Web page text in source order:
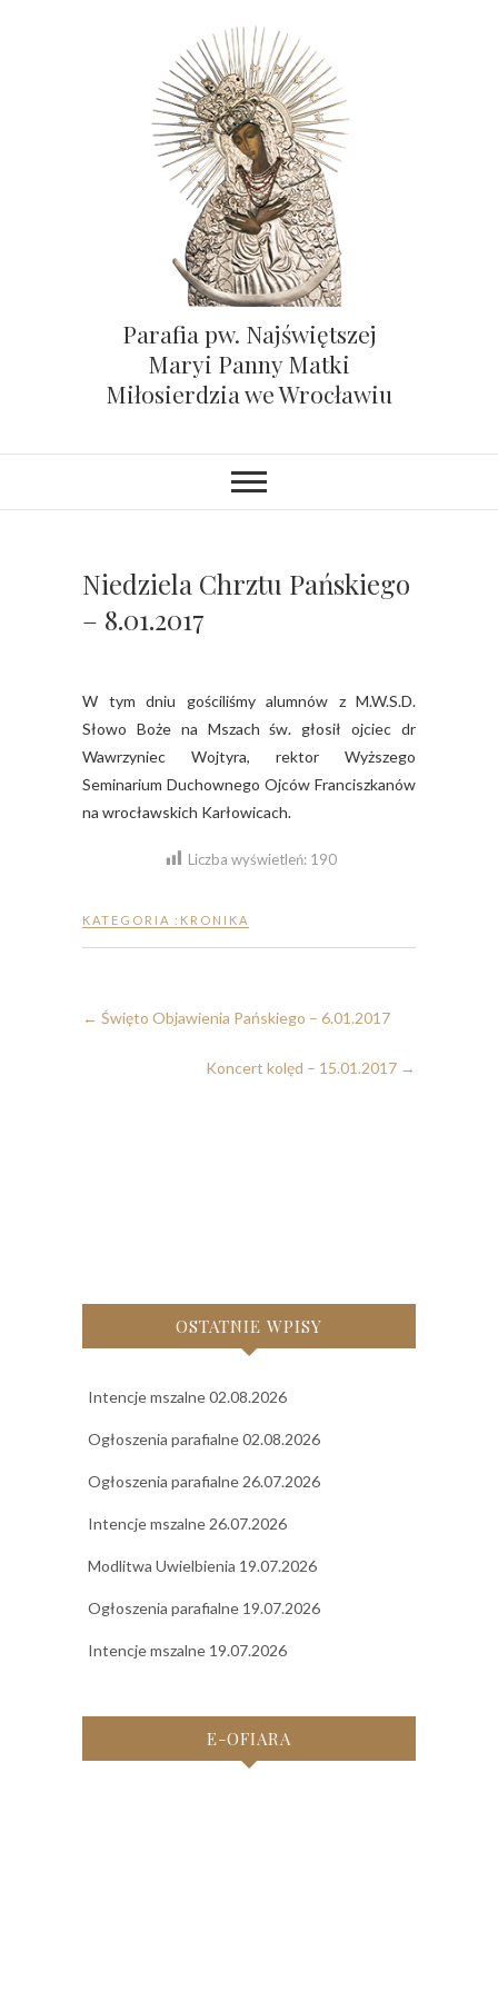
Parafia pw. Najświętszej
Maryi Panny Matki
Miłosierdzia we Wrocławiu
Niedziela Chrztu Pańskiego
– 8.01.2017
W tym dniu gościliśmy alumnów z M.W.S.D.
Słowo Boże na Mszach św. głosił ojciec dr
Wawrzyniec Wojtyra, rektor Wyższego
Seminarium Duchownego Ojców Franciszkanów
na wrocławskich Karłowicach.
Liczba wyświetleń: 190
KATEGORIA : KRONIKA
← Święto Objawienia Pańskiego – 6.01.2017
Koncert kolęd – 15.01.2017 →
OSTATNIE WPISY
Intencje mszalne 02.08.2026
Ogłoszenia parafialne 02.08.2026
Ogłoszenia parafialne 26.07.2026
Intencje mszalne 26.07.2026
Modlitwa Uwielbienia 19.07.2026
Ogłoszenia parafialne 19.07.2026
Intencje mszalne 19.07.2026
E-OFIARA